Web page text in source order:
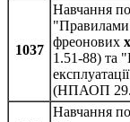
1037
Навчання
"Правилами
фреонових
1.51-88) та
(НПАОП
Навчання